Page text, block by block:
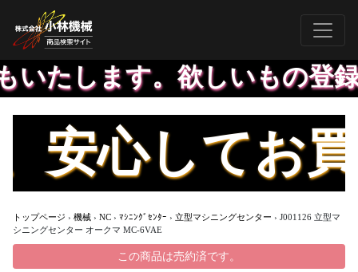
ます。欲しいもの登録し
してお買
トップページ › 機械 › NC › ﾏｼﾆﾝｸﾞｾﾝﾀｰ › 立型マシニングセンター › J001126 立型マ
シニングセンター オークマ MC-6VAE
この商品は売約済です。